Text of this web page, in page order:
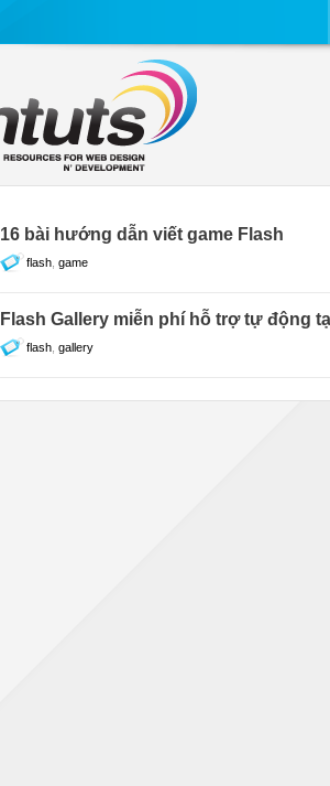
16 bài hướng dẫn viết game Flash
flash game
Flash Gallery miễn phí hỗ trợ tự động
flash gallery